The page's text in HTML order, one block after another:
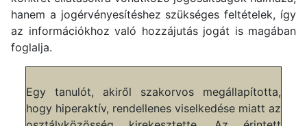
hanem a jogérvényesítéshez szükséges feltételek, így
az információkhoz való hozzájutás jogát is magában
foglalja.
Egy tanulót, akiről szakorvos megállapította,
hogy hiperaktív, rendellenes viselkedése miatt az